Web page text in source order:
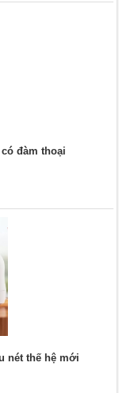
đàm thoại
nét thế hệ mới